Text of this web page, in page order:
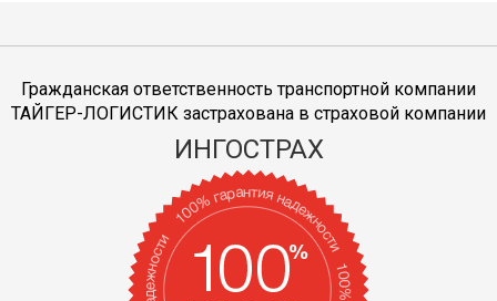
Гражданская ответственность транспортной компании
ТАЙГЕР-ЛОГИСТИК застрахована в страховой компании
ИНГОСТРАХ